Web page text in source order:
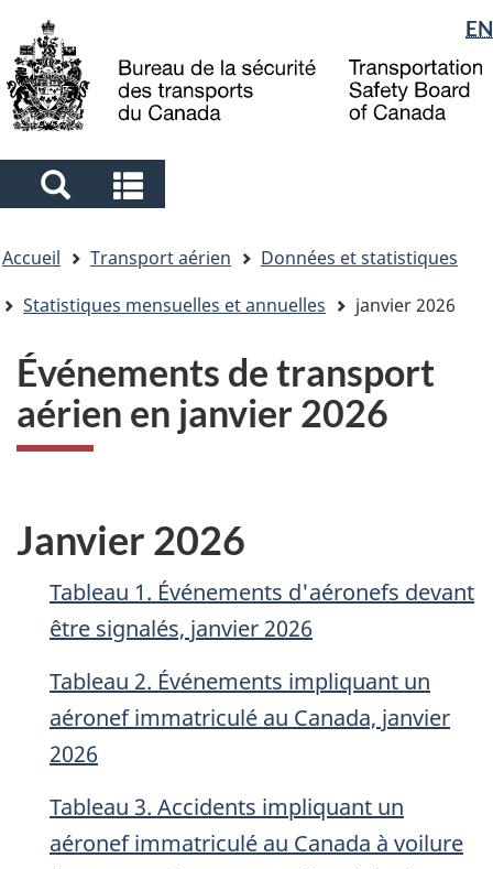
to
main
to
"About
government"
à
la
Sélection
de
la
langue
EN
Search
and
menus
and
menus
êtes
ici
Accueil Transport aérien
Données et statistiques
Statistiques mensuelles et annuelles
janvier 2026
Événements de transport
aérien en janvier 2026
Janvier 2026
Tableau 1. Événements d'aéronefs devant
être signalés, janvier 2026
Tableau 2. Événements impliquant un
aéronef immatriculé au Canada, janvier
2026
Tableau 3. Accidents impliquant un
aéronef immatriculé au Canada à voilure